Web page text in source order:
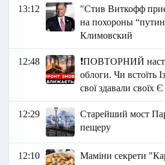
13:12
"Стив Виткофф
на похороны
Климовский
12:48
❗️ПОВТОРНИЙ
облоги. Чи встоїть
свої здавали
12:29
Старейший мост
пещеру
12:10
Маміни секрети